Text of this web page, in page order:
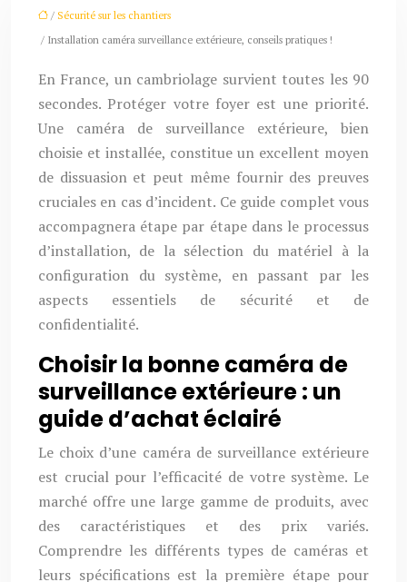
/ Sécurité sur les chantiers
/ Installation caméra surveillance extérieure, conseils pratiques !
En France, un cambriolage survient toutes les 90
secondes. Protéger votre foyer est une priorité.
Une caméra de surveillance extérieure, bien
choisie et installée, constitue un excellent moyen
de dissuasion et peut même fournir des preuves
cruciales en cas d’incident. Ce guide complet vous
accompagnera étape par étape dans le processus
d’installation, de la sélection du matériel à la
configuration du système, en passant par les
aspects essentiels de sécurité et de
confidentialité.
Choisir la bonne caméra de
surveillance extérieure : un
guide d’achat éclairé
Le choix d’une caméra de surveillance extérieure
est crucial pour l’efficacité de votre système. Le
marché offre une large gamme de produits, avec
des caractéristiques et des prix variés.
Comprendre les différents types de caméras et
leurs spécifications est la première étape pour